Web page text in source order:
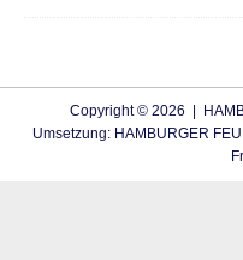
Copyright © 2026 |
Umsetzung: HAMBURGER